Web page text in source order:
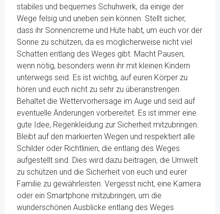
stabiles und bequemes Schuhwerk, da einige der
Wege felsig und uneben sein können. Stellt sicher,
dass ihr Sonnencreme und Hüte habt, um euch vor der
Sonne zu schützen, da es möglicherweise nicht viel
Schatten entlang des Weges gibt. Macht Pausen,
wenn nötig, besonders wenn ihr mit kleinen Kindern
unterwegs seid. Es ist wichtig, auf euren Körper zu
hören und euch nicht zu sehr zu überanstrengen.
Behaltet die Wettervorhersage im Auge und seid auf
eventuelle Änderungen vorbereitet. Es ist immer eine
gute Idee, Regenkleidung zur Sicherheit mitzubringen.
Bleibt auf den markierten Wegen und respektiert alle
Schilder oder Richtlinien, die entlang des Weges
aufgestellt sind. Dies wird dazu beitragen, die Umwelt
zu schützen und die Sicherheit von euch und eurer
Familie zu gewährleisten. Vergesst nicht, eine Kamera
oder ein Smartphone mitzubringen, um die
wunderschönen Ausblicke entlang des Weges